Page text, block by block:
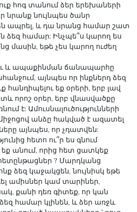
հոգ տանում ձեր երեխաների
նրանք նույնպես ծանր
ապրել, և դա նրանց համար շատ
ձեզ համար: Ինչպե՞ս կարող ես
մասին, եթե չես կարող ուժեղ
և ապաքինման ճանապարհը
այնպես որ ինքներդ ձեզ
հանդիպելու եք օրերի, երբ լավ
որոշ օրեր, երբ վնասվածքը
է: Ամուսնալուծությունների
անձը հակված է ազատել
այնպես, որ չդատվեն:
հետո ու՞ր ես գնում
եք անում, որից հետ ցատկեք
? Մարդկանց
ձեզ կաջակցեն, նույնիսկ եթե
ամիսներ կամ տարիներ,
քանի դեռ գիտեք, որ կան
համար կլինեն, և ձեր առջև